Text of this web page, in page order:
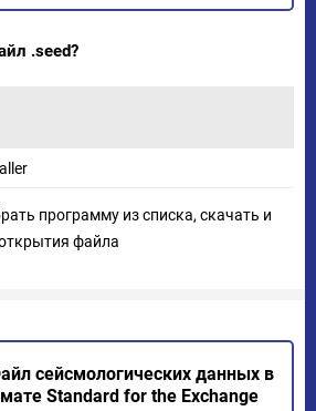
.seed?
программу из списка, скачать и
файла
сейсмологических данных в
Standard for the Exchange